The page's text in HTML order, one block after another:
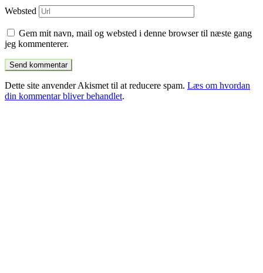
Websted
Gem mit navn, mail og websted i denne browser til næste gang
jeg kommenterer.
Dette site anvender Akismet til at reducere spam. Læs om hvordan
din kommentar bliver behandlet.